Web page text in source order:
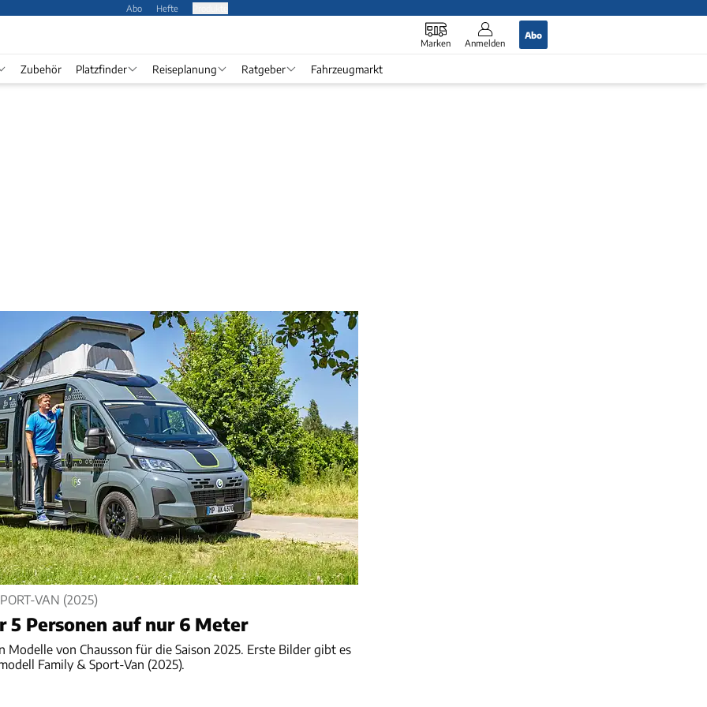
Abo Hefte
Marken Anmelden
Abo
Zubehör Platzfinder Reiseplanung Ratgeber Fahrzeugmarkt
VAN (2025)
5 Personen auf nur 6 Meter
Modelle von Chausson für die Saison 2025. Erste Bilder gibt es
Family & Sport-Van (2025).